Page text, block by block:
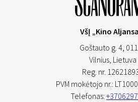
VšĮ „Kino
Goštauto g. 4,
Vilnius, Lietuva
Reg. nr.
PVM mokėtojo nr.:
Telefonas: